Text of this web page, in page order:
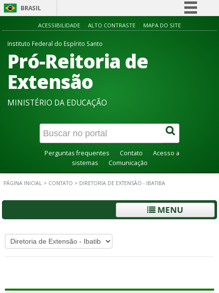
BRASIL
Simplifique!
Acesso à informação
ACESSIBILIDADE ALTO CONTRASTE MAPA DO SITE
Instituto Federal do Espírito Santo
Pró-Reitoria de
Extensão
MINISTÉRIO DA EDUCAÇÃO
Perguntas frequentes Contato
Acesso a
sistemas
Comunicação
PÁGINA INICIAL > CONTATO > DIRETORIA DE EXTENSÃO - IBATIBA
MENU